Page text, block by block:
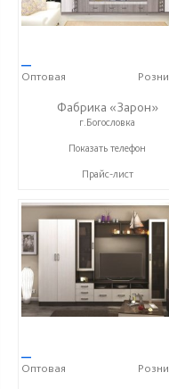
—
Оптовая
Фабрика «Зарон»
г.Богословка
+7 (8412) 21-50-66
Показать телефон
Прайс-лист
—
Оптовая